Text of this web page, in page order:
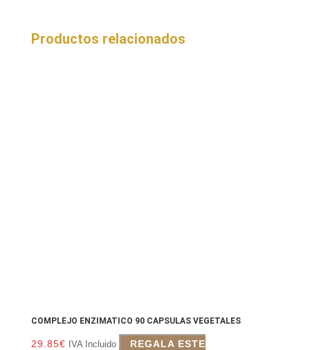
Productos relacionados
COMPLEJO ENZIMATICO 90 CAPSULAS VEGETALES
29.85€ IVA Incluido
REGALA ESTE